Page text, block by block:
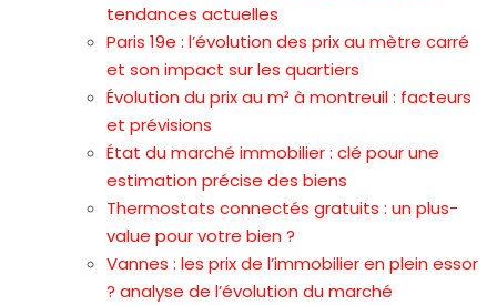
tendances actuelles
Paris 19e : l’évolution des prix au mètre carré
et son impact sur les quartiers
Évolution du prix au m² à montreuil : facteurs
et prévisions
État du marché immobilier : clé pour une
estimation précise des biens
Thermostats connectés gratuits : un plus-
value pour votre bien ?
Vannes : les prix de l’immobilier en plein essor
? analyse de l’évolution du marché